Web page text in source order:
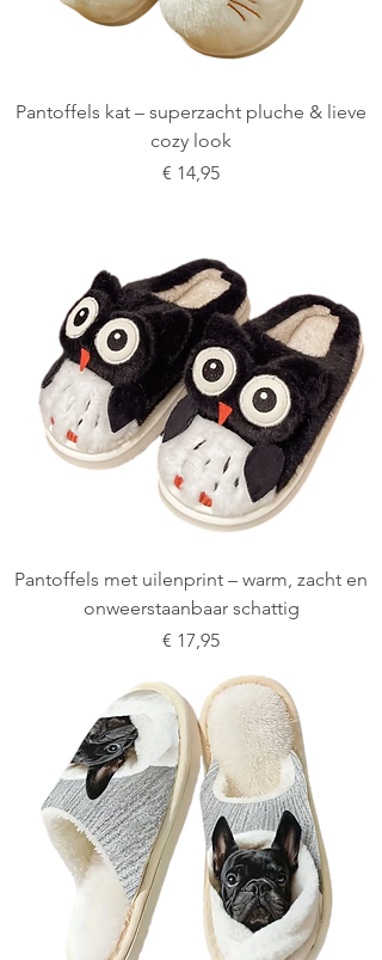
Pantoffels kat – superzacht pluche & lieve
cozy look
Prijs
€ 14,95
Pantoffels met uilenprint – warm, zacht en
onweerstaanbaar schattig
Prijs
€ 17,95